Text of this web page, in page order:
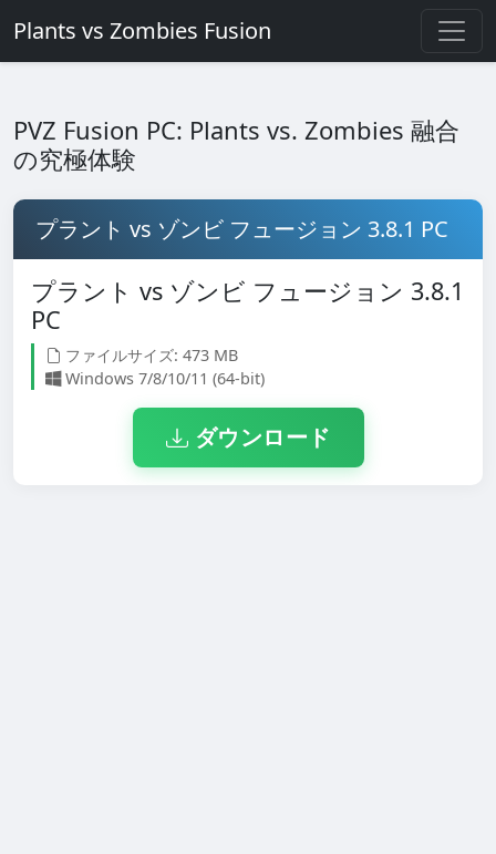
Plants vs Zombies Fusion
PVZ Fusion PC: Plants vs. Zombies 融合
の究極体験
プラント vs ゾンビ フュージョン 3.8.1 PC
プラント vs ゾンビ フュージョン 3.8.1
PC
ファイルサイズ: 473 MB
Windows 7/8/10/11 (64-bit)
ダウンロード